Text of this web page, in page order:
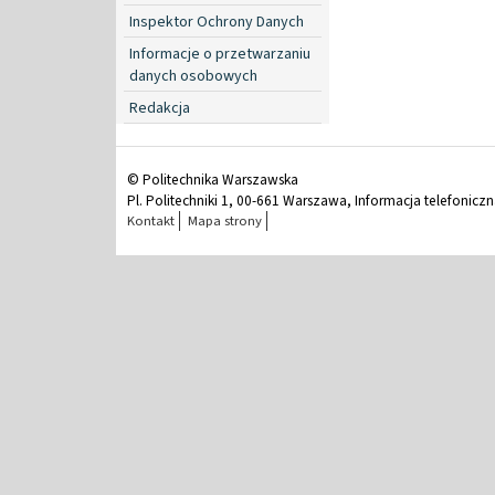
Inspektor Ochrony Danych
Informacje o przetwarzaniu
danych osobowych
Redakcja
© Politechnika Warszawska
Pl. Politechniki 1, 00-661 Warszawa, Informacja
Kontakt Mapa strony